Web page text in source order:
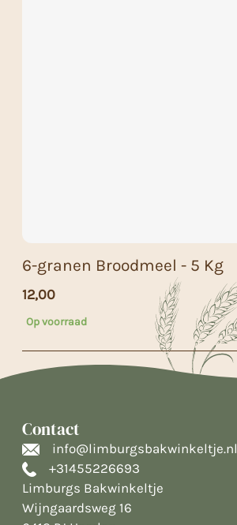
6-granen Broodmeel - 5 Kg
12,00
Op voorraad
Contact
info@limburgsbakwinkeltje.nl
+31455226693
Limburgs Bakwinkeltje
Wijngaardsweg 16